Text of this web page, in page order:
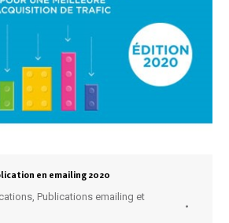
en emailing 2020
, Publications emailing et